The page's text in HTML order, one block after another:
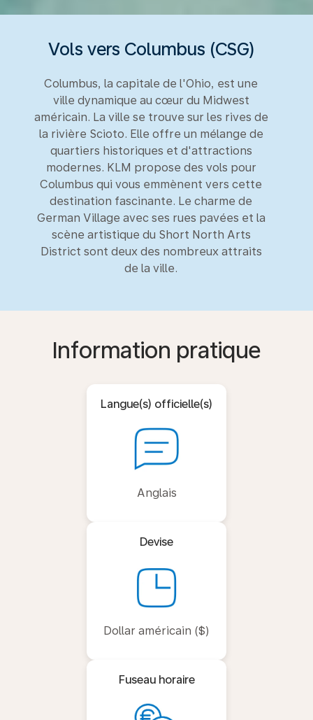
Vols vers Columbus (CSG)
Columbus, la capitale de l'Ohio, est une
ville dynamique au cœur du Midwest
américain. La ville se trouve sur les rives de
la rivière Scioto. Elle offre un mélange de
quartiers historiques et d'attractions
modernes. KLM propose des vols pour
Columbus qui vous emmènent vers cette
destination fascinante. Le charme de
German Village avec ses rues pavées et la
scène artistique du Short North Arts
District sont deux des nombreux attraits
de la ville.
Information pratique
Langue(s) officielle(s)
Anglais
Devise
Dollar américain ($)
Fuseau horaire